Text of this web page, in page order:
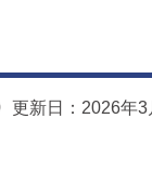
更新日：2026年3